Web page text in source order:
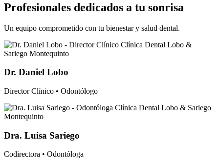
Profesionales dedicados a tu sonrisa
Un equipo comprometido con tu bienestar y salud dental.
Dr. Daniel Lobo
Director Clínico • Odontólogo
Dra. Luisa Sariego
Codirectora • Odontóloga